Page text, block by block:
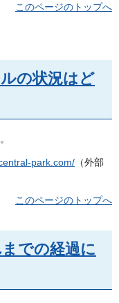
このページのトップへ
の状況はど
park.com/ （外部
このページのトップへ
での経過に